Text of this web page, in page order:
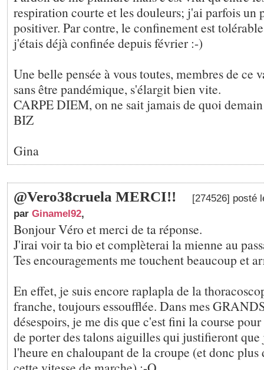
respiration courte et les douleurs; j'ai parfois un
positiver. Par contre, le confinement est
j'étais déjà confinée depuis février :-)
Une belle pensée à vous toutes, membres de ce
sans être pandémique, s'élargit bien vite.
CARPE DIEM, on ne sait jamais de quoi
BIZ
Gina
@Vero38cruela MERCI!!
[274526] posté
par Ginamel92,
Bonjour Véro et merci de ta réponse.
J'irai voir ta bio et complèterai la mienne au
Tes encouragements me touchent beaucoup et
En effet, je suis encore raplapla de la
franche, toujours essoufflée. Dans mes
désespoirs, je me dis que c'est fini la course
de porter des talons aiguilles qui justifieront que
l'heure en chaloupant de la croupe (et donc plus